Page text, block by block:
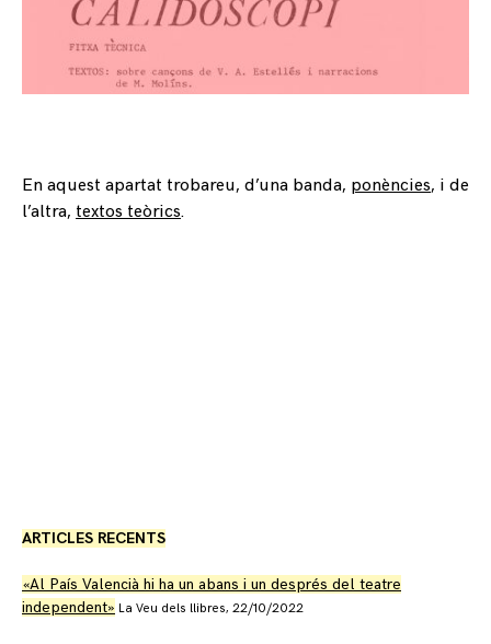
En aquest apartat trobareu, d’una banda, ponències, i de
l’altra, textos teòrics.
ARTICLES RECENTS
«Al País Valencià hi ha un abans i un després del teatre
independent» La Veu dels llibres, 22/10/2022